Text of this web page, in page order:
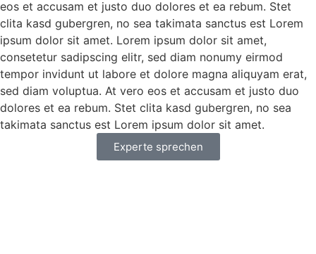
eos et accusam et justo duo dolores et ea rebum. Stet
clita kasd gubergren, no sea takimata sanctus est Lorem
ipsum dolor sit amet. Lorem ipsum dolor sit amet,
consetetur sadipscing elitr, sed diam nonumy eirmod
tempor invidunt ut labore et dolore magna aliquyam erat,
sed diam voluptua. At vero eos et accusam et justo duo
dolores et ea rebum. Stet clita kasd gubergren, no sea
takimata sanctus est Lorem ipsum dolor sit amet.
Experte sprechen